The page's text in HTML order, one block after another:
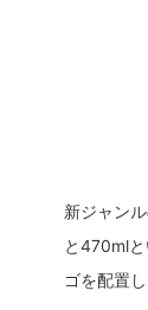
新ジャン
と470ml
ゴを配置